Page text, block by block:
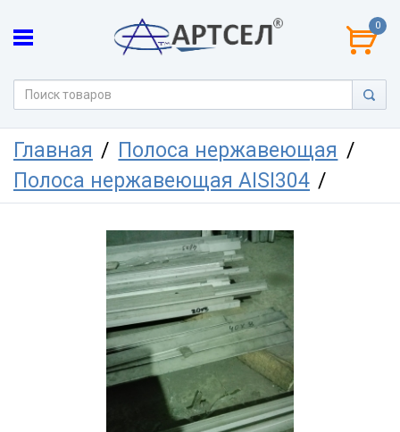
0
Главная
Полоса нержавеющая
Полоса нержавеющая AISI304